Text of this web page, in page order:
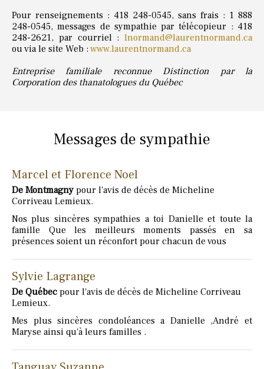
Pour renseignements : 418 248-0545, sans frais : 1 888
248-0545, messages de sympathie par télécopieur : 418
248-2621, par courriel : lnormand@laurentnormand.ca
ou via le site Web : www.laurentnormand.ca
Entreprise familiale reconnue Distinction par la
Corporation des thanatologues du Québec
Messages de sympathie
Marcel et Florence Noel
De Montmagny pour l'avis de décès de Micheline
Corriveau Lemieux.
Nos plus sincères sympathies a toi Danielle et toute la
famille Que les meilleurs moments passés en sa
présences soient un réconfort pour chacun de vous
Sylvie Lagrange
De Québec pour l'avis de décès de Micheline Corriveau
Lemieux.
Mes plus sincères condoléances a Danielle ,André et
Maryse ainsi qu'à leurs familles .